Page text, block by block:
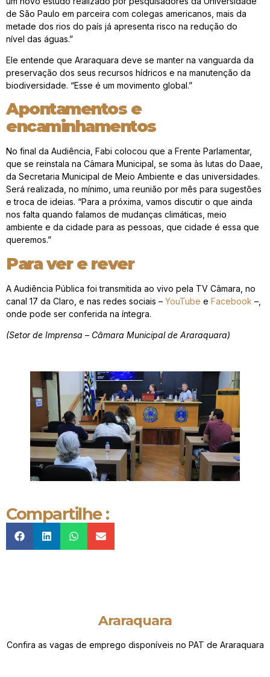
de São Paulo em parceira com colegas americanos, mais da
metade dos rios do país já apresenta risco na redução do
nível das águas.”
Ele entende que Araraquara deve se manter na vanguarda da
preservação dos seus recursos hídricos e na manutenção da
biodiversidade. “Esse é um movimento global.”
Apontamentos e
encaminhamentos
No final da Audiência, Fabi colocou que a Frente Parlamentar,
que se reinstala na Câmara Municipal, se soma às lutas do Daae,
da Secretaria Municipal de Meio Ambiente e das universidades.
Será realizada, no mínimo, uma reunião por mês para sugestões
e troca de ideias. “Para a próxima, vamos discutir o que ainda
nos falta quando falamos de mudanças climáticas, meio
ambiente e da cidade para as pessoas, que cidade é essa que
queremos.”
Para ver e rever
A Audiência Pública foi transmitida ao vivo pela TV Câmara, no
canal 17 da Claro, e nas redes sociais – YouTube e Facebook –,
onde pode ser conferida na íntegra.
(Setor de Imprensa – Câmara Municipal de Araraquara)
Compartilhe :
Araraquara
Confira as vagas de emprego disponíveis no PAT de Araraquara